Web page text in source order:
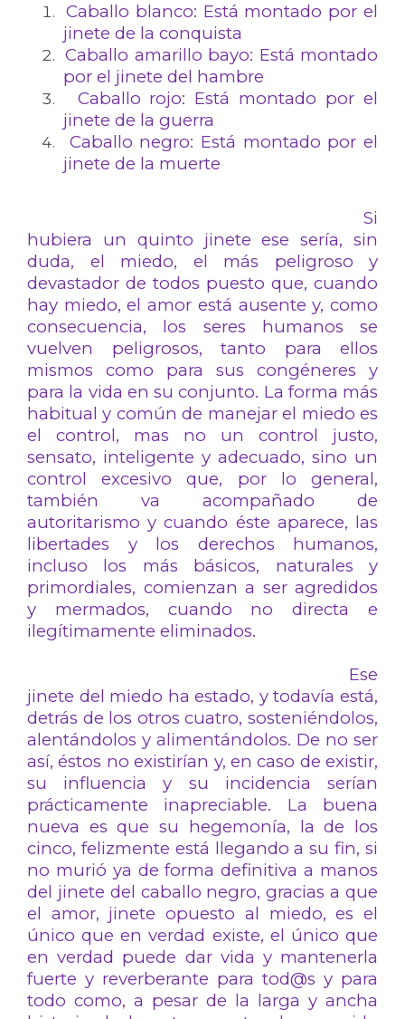
Caballo blanco: Está montado por el
jinete de la conquista
Caballo amarillo bayo: Está montado
por el jinete del hambre
Caballo rojo: Está montado por el
jinete de la guerra
Caballo negro: Está montado por el
jinete de la muerte
Si
hubiera un quinto jinete ese sería, sin
duda, el miedo, el más peligroso y
devastador de todos puesto que, cuando
hay miedo, el amor está ausente y, como
consecuencia, los seres humanos se
vuelven peligrosos, tanto para ellos
mismos como para sus congéneres y
para la vida en su conjunto. La forma más
habitual y común de manejar el miedo es
el control, mas no un control justo,
sensato, inteligente y adecuado, sino un
control excesivo que, por lo general,
también va acompañado de
autoritarismo y cuando éste aparece, las
libertades y los derechos humanos,
incluso los más básicos, naturales y
primordiales, comienzan a ser agredidos
y mermados, cuando no directa e
ilegítimamente eliminados.
Ese
jinete del miedo ha estado, y todavía está,
detrás de los otros cuatro, sosteniéndolos,
alentándolos y alimentándolos. De no ser
así, éstos no existirían y, en caso de existir,
su influencia y su incidencia serían
prácticamente inapreciable. La buena
nueva es que su hegemonía, la de los
cinco, felizmente está llegando a su fin, si
no murió ya de forma definitiva a manos
del jinete del caballo negro, gracias a que
el amor, jinete opuesto al miedo, es el
único que en verdad existe, el único que
en verdad puede dar vida y mantenerla
fuerte y reverberante para tod@s y para
todo como, a pesar de la larga y ancha